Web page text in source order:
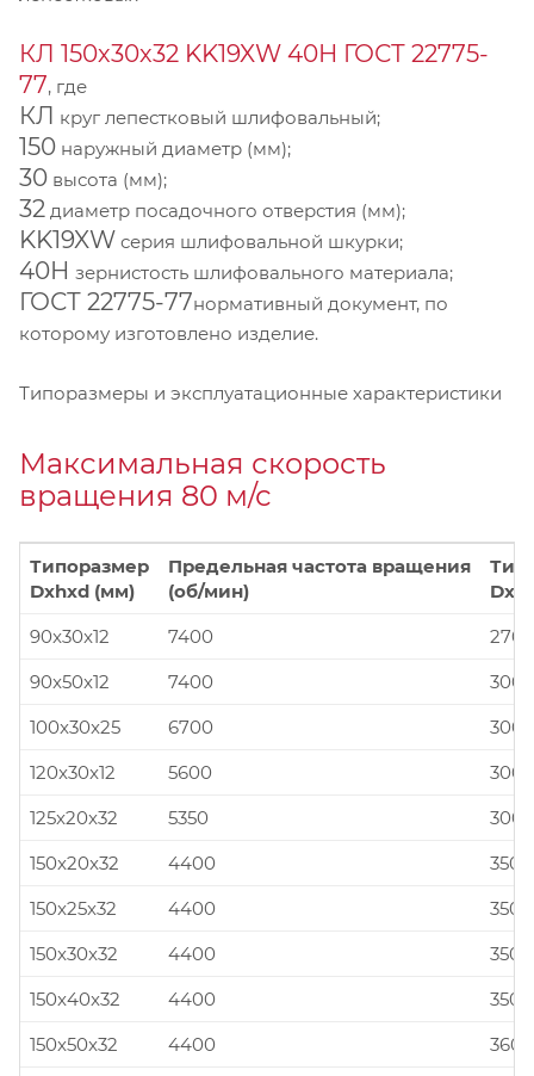
КЛ 150х30х32 KK19XW 40Н ГОСТ 22775-
77, где
КЛ круг лепестковый шлифовальный;
150 наружный диаметр (мм);
30 высота (мм);
32 диаметр посадочного отверстия (мм);
KK19XW серия шлифовальной шкурки;
40Н зернистость шлифовального материала;
ГОСТ 22775-77нормативный документ, по
которому изготовлено изделие.
Типоразмеры и эксплуатационные характеристики
Максимальная скорость
вращения 80 м/с
Типоразмер
Dxhxd (мм)
Предельная частота вращения
(об/мин)
90x30x12
7400
90x50x12
7400
100x30x25
6700
120x30x12
5600
125x20x32
5350
150x20x32
4400
150x25x32
4400
150x30x32
4400
150x40x32
4400
150x50x32
4400